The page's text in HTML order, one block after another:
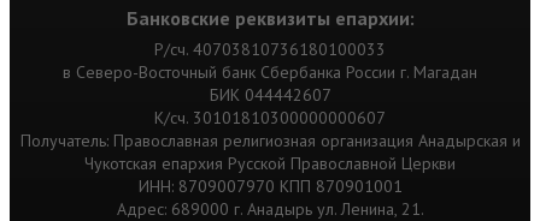
Банковские реквизиты епархии:
Р/сч. 40703810736180100033
в Северо-Восточный банк Сбербанка России г. Магадан
БИК 044442607
К/сч. 30101810300000000607
Получатель: Православная религиозная организация Анадырская и
Чукотская епархия Русской Православной Церкви
ИНН: 8709007970 КПП 870901001
Адрес: 689000 г. Анадырь ул. Ленина, 21.